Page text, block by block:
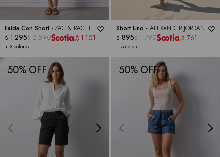
Falda Con Short - ZAC & RACHEL
+ 3 colores
$ 1.295$ 2.590 $ 1.101
Short Lino - ALEXANDER JORDAN
+ 5 colores
$ 895$ 1.790 $ 761
50 50